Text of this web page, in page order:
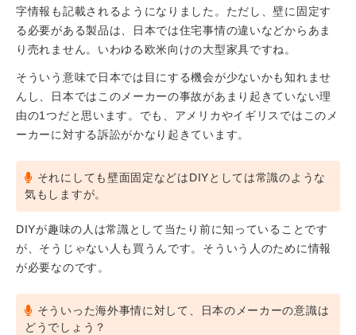
字情報も記載されるようになりました。ただし、壁に固定す
る必要がある製品は、日本では住宅事情の違いなどからあま
り売れません。いわゆる欧米向けの大型家具ですね。
そういう意味で日本では目にする機会が少ないかも知れませ
んし、日本ではこのメーカーの事故があまり起きていない理
由の1つだと思います。でも、アメリカやイギリスではこのメ
ーカーに対する訴訟がかなり起きています。
それにしても壁面固定などはDIYとしては常識のような
気もしますが。
DIYが趣味の人は常識として当たり前に知っていることです
が、そうじゃない人も買うんです。そういう人のために情報
が必要なのです。
そういった海外事情に対して、日本のメーカーの意識は
どうでしょう？